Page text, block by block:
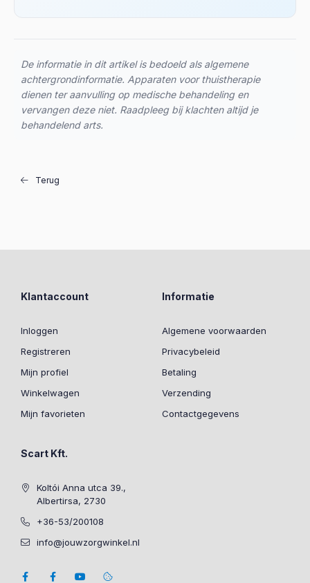
De informatie in dit artikel is bedoeld als algemene
achtergrondinformatie. Apparaten voor thuistherapie
dienen ter aanvulling op medische behandeling en
vervangen deze niet. Raadpleeg bij klachten altijd je
behandelend arts.
Terug
Klantaccount
Inloggen
Registreren
Mijn profiel
Winkelwagen
Mijn favorieten
Informatie
Algemene voorwaarden
Privacybeleid
Betaling
Verzending
Contactgegevens
Scart Kft.
Koltói Anna utca 39.,
Albertirsa, 2730
+36-53/200108
info@jouwzorgwinkel.nl